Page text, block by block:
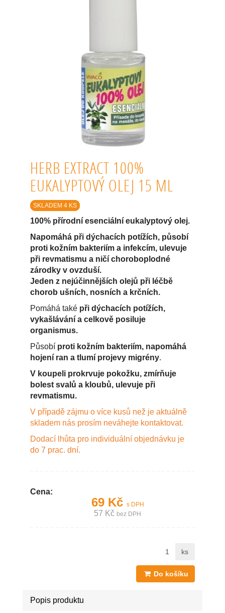
HERB EXTRACT 100%
EUKALYPTOVÝ OLEJ 15 ML
SKLADEM 4 KS
100% přírodní esenciální eukalyptový olej.
Napomáhá při dýchacích potížích, působí
proti kožním bakteriím a infekcím, ulevuje
při revmatismu a ničí choroboplodné
zárodky v ovzduší.
Jeden z nejúčinnějších olejů při léčbě
chorob ušních, nosních a krčních.
Pomáhá také při dýchacích potížích,
vykašlávání a celkově posiluje
organismus.
Působí proti kožním bakteriím, napomáhá
hojení ran a tlumí projevy migrény.
V koupeli prokrvuje pokožku, zmírňuje
bolest svalů a kloubů, ulevuje při
revmatismu.
V případě zájmu o více kusů než je aktuálně
skladem nás prosím neváhejte kontaktovat.
Dodací lhůta pro individuální objednávku je
do 7 prac. dní.
Cena:
69 Kč s DPH
57 Kč bez DPH
ks
Do košíku
Popis produktu